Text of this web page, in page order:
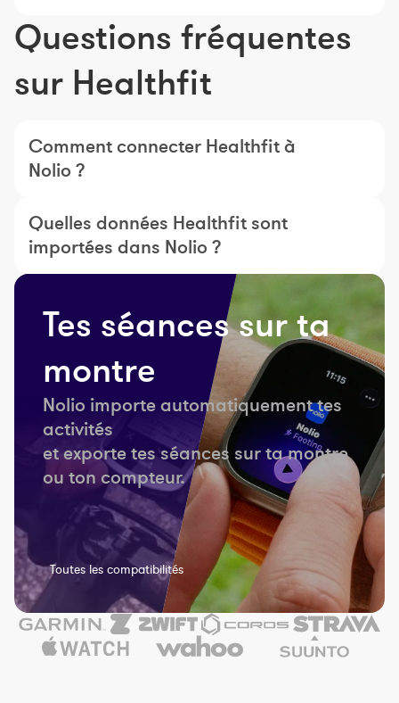
Questions fréquentes
sur Healthfit
Comment connecter Healthfit à
Nolio ?
Quelles données Healthfit sont
importées dans Nolio ?
Tes séances sur ta
montre
Nolio importe automatiquement tes
activités
et exporte tes séances sur ta montre
ou ton compteur.
Toutes les compatibilités